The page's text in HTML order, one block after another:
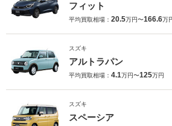
フィット
平均買取相場： 20.5万円〜166.6万
スズキ
アルトラパン
平均買取相場： 4.1万円〜125万円
スズキ
スペーシア